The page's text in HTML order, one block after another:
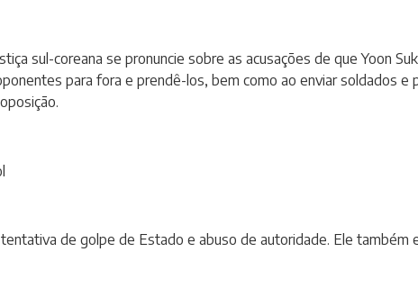
sul-coreana se pronuncie sobre as acusações de que Yoon
para fora e prendê-los, bem como ao enviar soldados e
de golpe de Estado e abuso de autoridade. Ele também